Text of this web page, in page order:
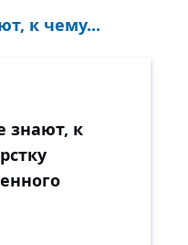
к чему...
знают, к